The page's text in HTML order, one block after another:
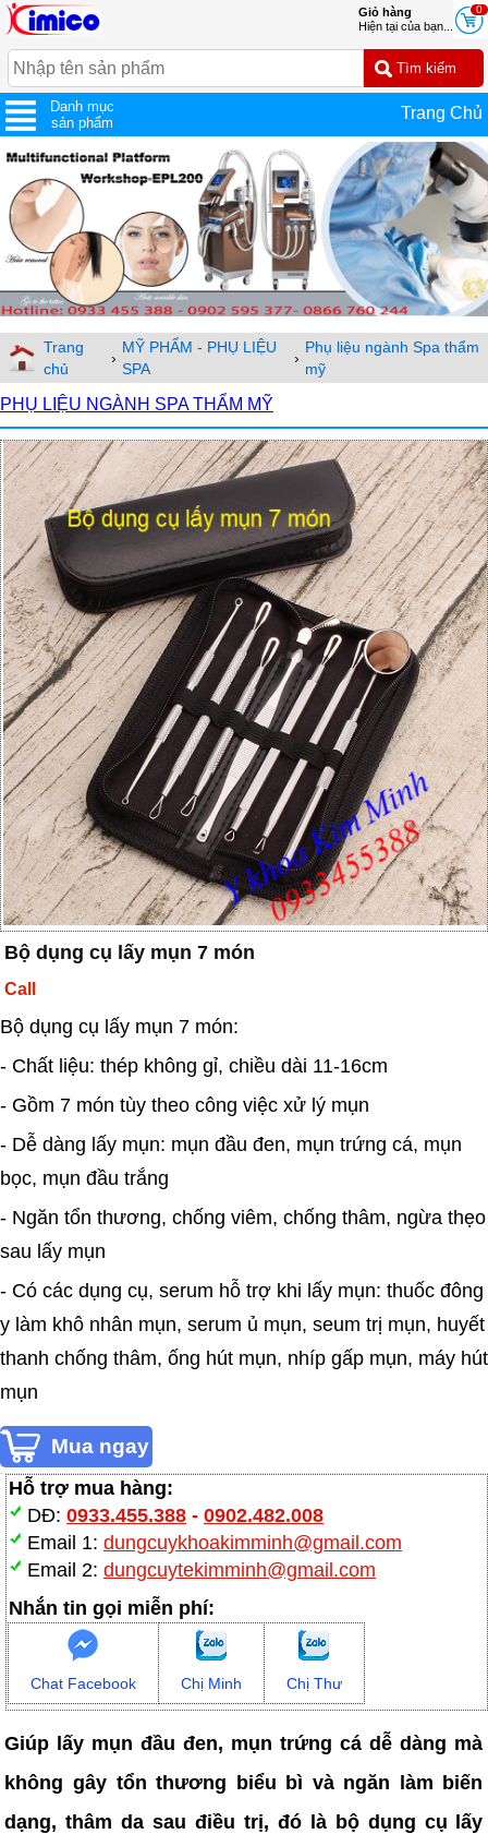
0
Giỏ hàng
Hiện tại của bạn...
Danh mục
sản phẩm
Trang Chủ
Trang
chủ
›
MỸ PHẨM - PHỤ LIỆU
SPA
›
Phụ liệu ngành Spa thẩm
mỹ
PHỤ LIỆU NGÀNH SPA THẨM MỸ
Bộ dụng cụ lấy mụn 7 món
Call
Bộ dụng cụ lấy mụn 7 món:
- Chất liệu: thép không gỉ, chiều dài 11-16cm
- Gồm 7 món tùy theo công việc xử lý mụn
- Dễ dàng lấy mụn: mụn đầu đen, mụn trứng cá, mụn
bọc, mụn đầu trắng
- Ngăn tổn thương, chống viêm, chống thâm, ngừa thẹo
sau lấy mụn
- Có các dụng cụ, serum hỗ trợ khi lấy mụn: thuốc đông
y làm khô nhân mụn, serum ủ mụn, seum trị mụn, huyết
thanh chống thâm, ống hút mụn, nhíp gấp mụn, máy hút
mụn
Hỗ trợ mua hàng:
DĐ: 0933.455.388- 0902.482.008
Email 1: dungcuykhoakimminh@gmail.com
Email 2: dungcuytekimminh@gmail.com
Nhắn tin gọi miễn phí:
Chat Facebook Chị Minh Chị Thư
Giúp lấy mụn đầu đen, mụn trứng cá dễ dàng mà
không gây tổn thương biểu bì và ngăn làm biến
dạng, thâm da sau điều trị, đó là bộ dụng cụ lấy